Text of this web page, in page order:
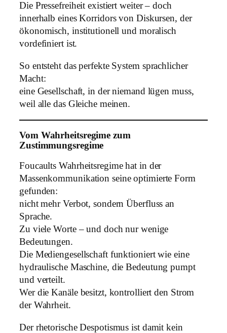
Die Pressefreiheit existiert weiter – doch
innerhalb eines Korridors von Diskursen, der
ökonomisch, institutionell und moralisch
vordefiniert ist.
So entsteht das perfekte System sprachlicher
Macht:
eine Gesellschaft, in der niemand lügen muss,
weil alle das Gleiche meinen.
Vom Wahrheitsregime zum
Zustimmungsregime
Foucaults Wahrheitsregime hat in der
Massenkommunikation seine optimierte Form
gefunden:
nicht mehr Verbot, sondern Überfluss an
Sprache.
Zu viele Worte – und doch nur wenige
Bedeutungen.
Die Mediengesellschaft funktioniert wie eine
hydraulische Maschine, die Bedeutung pumpt
und verteilt.
Wer die Kanäle besitzt, kontrolliert den Strom
der Wahrheit.
Der rhetorische Despotismus ist damit kein